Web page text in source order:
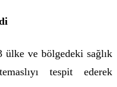
ülke ve bölgedeki sağlık
tespit ederek